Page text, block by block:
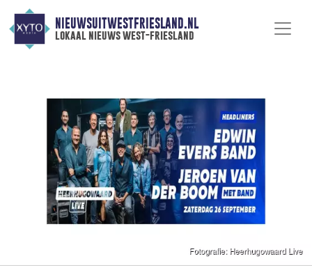
NIEUWSUITWESTFRIESLAND.NL
lokaal nieuws west-friesland